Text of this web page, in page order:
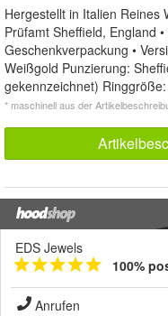
Hergestellt in Italien Reines
Prüfamt Sheffield, England
Geschenkverpackung •
Weißgold Punzierung:
gekennzeichnet)
* maschinell aus der
EDS Jewels
100%
Anrufen